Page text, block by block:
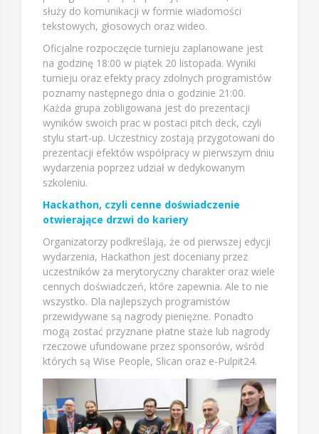
służy do komunikacji w formie wiadomości
tekstowych, głosowych oraz wideo.
Oficjalne rozpoczęcie turnieju zaplanowane jest
na godzinę 18:00 w piątek 20 listopada. Wyniki
turnieju oraz efekty pracy zdolnych programistów
poznamy następnego dnia o godzinie 21:00.
Każda grupa zobligowana jest do prezentacji
wyników swoich prac w postaci pitch deck, czyli
stylu start-up. Uczestnicy zostają przygotowani do
prezentacji efektów współpracy w pierwszym dniu
wydarzenia poprzez udział w dedykowanym
szkoleniu.
Hackathon, czyli cenne doświadczenie
otwierające drzwi do kariery
Organizatorzy podkreślają, że od pierwszej edycji
wydarzenia, Hackathon jest doceniany przez
uczestników za merytoryczny charakter oraz wiele
cennych doświadczeń, które zapewnia. Ale to nie
wszystko. Dla najlepszych programistów
przewidywane są nagrody pieniężne. Ponadto
mogą zostać przyznane płatne staże lub nagrody
rzeczowe ufundowane przez sponsorów, wśród
których są Wise People, Slican oraz e-Pulpit24.